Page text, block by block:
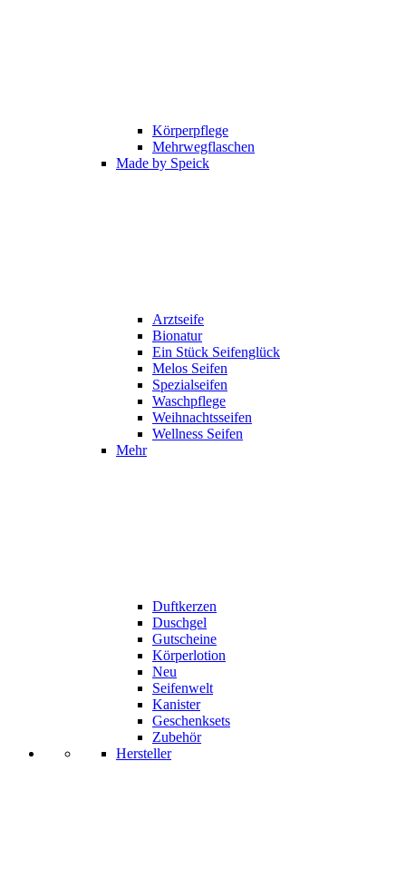
Körperpflege
Mehrwegflaschen
Made by Speick
Arztseife
Bionatur
Ein Stück Seifenglück
Melos Seifen
Spezialseifen
Waschpflege
Weihnachtsseifen
Wellness Seifen
Mehr
Duftkerzen
Duschgel
Gutscheine
Körperlotion
Neu
Seifenwelt
Kanister
Geschenksets
Zubehör
Hersteller